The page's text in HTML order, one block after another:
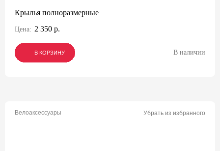
Крылья полноразмерные
Цена: 2 350 р.
В КОРЗИНУ
В КОРЗИНУ
В КОРЗИНУ В наличии
Велоаксессуары Убрать из избранного